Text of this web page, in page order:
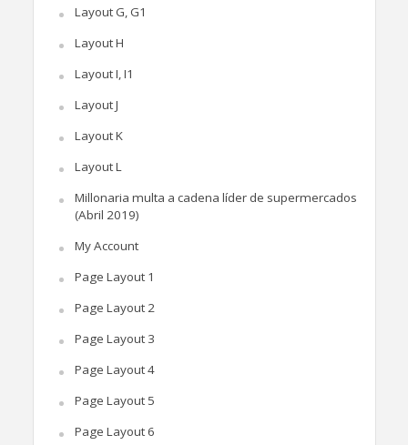
Layout G, G1
Layout H
Layout I, I1
Layout J
Layout K
Layout L
Millonaria multa a cadena líder de supermercados
(Abril 2019)
My Account
Page Layout 1
Page Layout 2
Page Layout 3
Page Layout 4
Page Layout 5
Page Layout 6